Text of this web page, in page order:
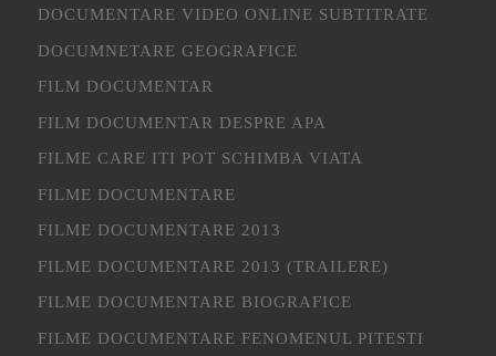
DOCUMENTARE VIDEO ONLINE SUBTITRATE
DOCUMNETARE GEOGRAFICE
FILM DOCUMENTAR
FILM DOCUMENTAR DESPRE APA
FILME CARE ITI POT SCHIMBA VIATA
FILME DOCUMENTARE
FILME DOCUMENTARE 2013
FILME DOCUMENTARE 2013 (TRAILERE)
FILME DOCUMENTARE BIOGRAFICE
FILME DOCUMENTARE FENOMENUL PITESTI